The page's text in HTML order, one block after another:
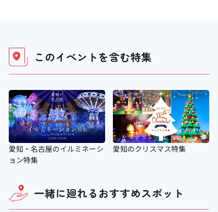
このイベントを含む特集
愛知・名古屋のイルミネーシ
ョン特集
愛知のクリスマス特集
一緒に廻れるおすすめスポット